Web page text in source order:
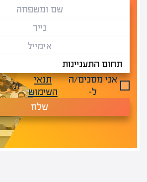
אני מסכים/ה
ל-
תנאי
השימוש
ול-
שלח